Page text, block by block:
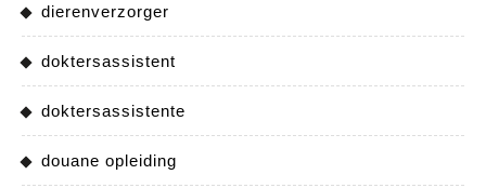
dierenverzorger
doktersassistent
doktersassistente
douane opleiding